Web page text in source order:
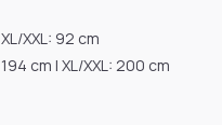
XXL: 92 cm
cm | XL/XXL: 200 cm